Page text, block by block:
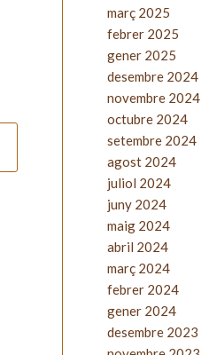
març 2025
febrer 2025
gener 2025
desembre 2024
novembre 2024
octubre 2024
setembre 2024
agost 2024
juliol 2024
juny 2024
maig 2024
abril 2024
març 2024
febrer 2024
gener 2024
desembre 2023